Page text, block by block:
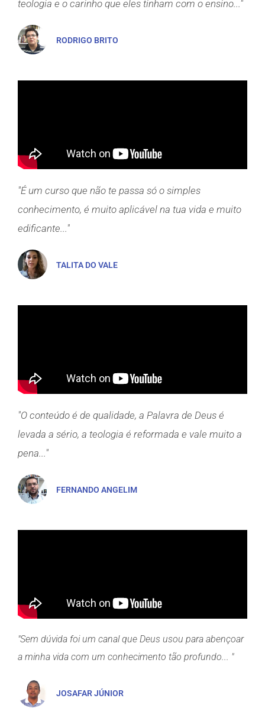
teologia e o carinho que eles tinham com o ensino..."
RODRIGO BRITO
"É um curso que não te passa só o simples
conhecimento, é muito aplicável na tua vida e muito
edificante..."
TALITA DO VALE
"O conteúdo é de qualidade, a Palavra de Deus é
levada a sério, a teologia é reformada e vale muito a
pena..."
FERNANDO ANGELIM
"Sem dúvida foi um canal que Deus usou para abençoar
a minha vida com um conhecimento tão profundo... "
JOSAFAR JÚNIOR